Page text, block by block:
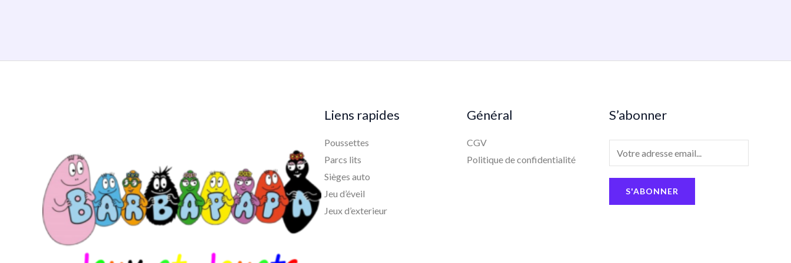
Liens rapides
Poussettes
Parcs lits
Sièges auto
Jeu d’éveil
Jeux d’exterieur
Général
CGV
Politique de confidentialité
S’abonner
m
a
S'ABONNER